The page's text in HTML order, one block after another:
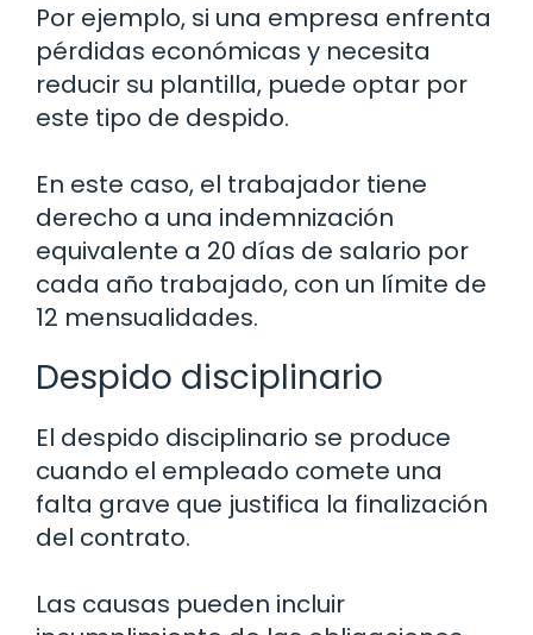
Por ejemplo, si una empresa enfrenta
pérdidas económicas y necesita
reducir su plantilla, puede optar por
este tipo de despido.
En este caso, el trabajador tiene
derecho a una indemnización
equivalente a 20 días de salario por
cada año trabajado, con un límite de
12 mensualidades.
Despido disciplinario
El despido disciplinario se produce
cuando el empleado comete una
falta grave que justifica la finalización
del contrato.
Las causas pueden incluir